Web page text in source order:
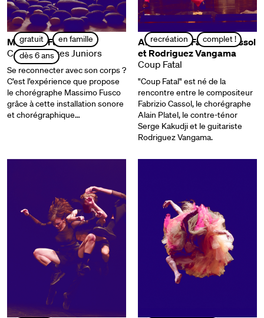
gratuit
en famille
dès 6 ans
Massimo Fusco
Corps Sonores Juniors
Se reconnecter avec son corps ?
C’est l’expérience que propose
le chorégraphe Massimo Fusco
grâce à cette installation sonore
et chorégraphique…
recréation complet !
Alain Platel, Fabrizio Cassol
et Rodriguez Vangama
Coup Fatal
"Coup Fatal" est né de la
rencontre entre le compositeur
Fabrizio Cassol, le chorégraphe
Alain Platel, le contre-ténor
Serge Kakudji et le guitariste
Rodriguez Vangama.